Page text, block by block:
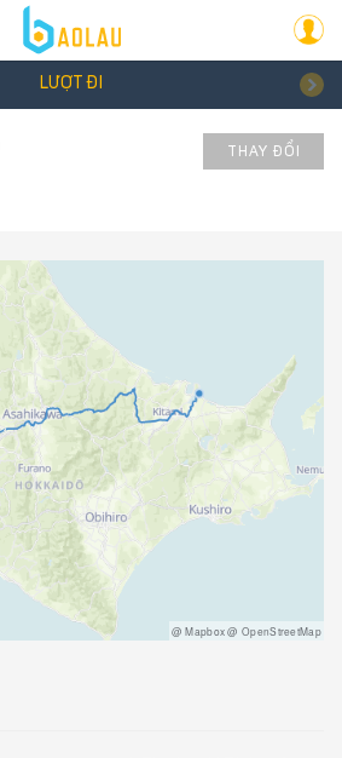
LƯỢT ĐI
THAY ĐỔI
@ Mapbox @ OpenStreetMap